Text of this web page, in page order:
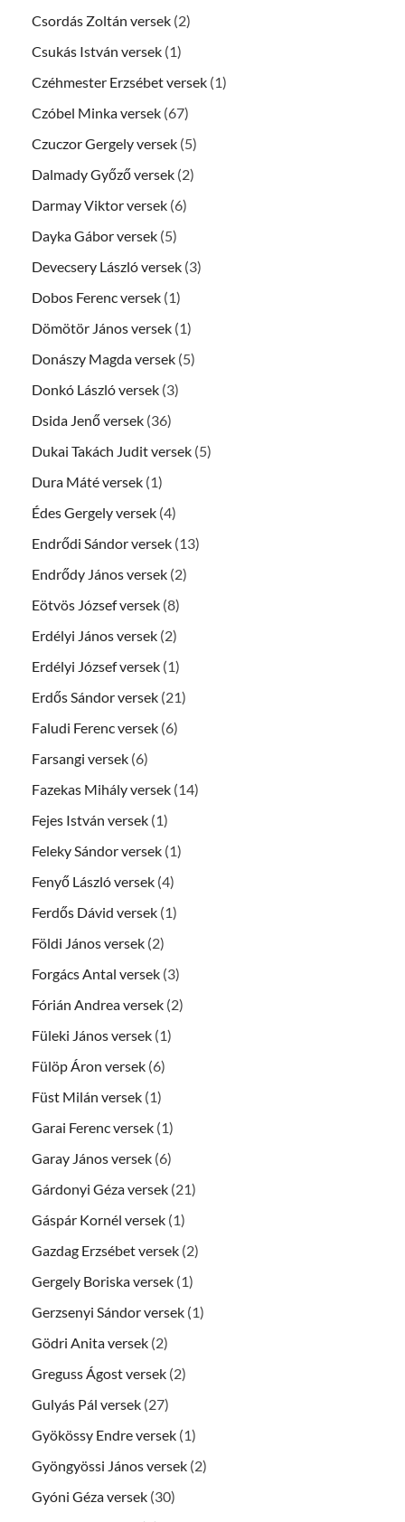
Csordás Zoltán versek (2)
Csukás István versek (1)
Czéhmester Erzsébet versek (1)
Czóbel Minka versek (67)
Czuczor Gergely versek (5)
Dalmady Győző versek (2)
Darmay Viktor versek (6)
Dayka Gábor versek (5)
Devecsery László versek (3)
Dobos Ferenc versek (1)
Dömötör János versek (1)
Donászy Magda versek (5)
Donkó László versek (3)
Dsida Jenő versek (36)
Dukai Takách Judit versek (5)
Dura Máté versek (1)
Édes Gergely versek (4)
Endrődi Sándor versek (13)
Endrődy János versek (2)
Eötvös József versek (8)
Erdélyi János versek (2)
Erdélyi József versek (1)
Erdős Sándor versek (21)
Faludi Ferenc versek (6)
Farsangi versek (6)
Fazekas Mihály versek (14)
Fejes István versek (1)
Feleky Sándor versek (1)
Fenyő László versek (4)
Ferdős Dávid versek (1)
Földi János versek (2)
Forgács Antal versek (3)
Fórián Andrea versek (2)
Füleki János versek (1)
Fülöp Áron versek (6)
Füst Milán versek (1)
Garai Ferenc versek (1)
Garay János versek (6)
Gárdonyi Géza versek (21)
Gáspár Kornél versek (1)
Gazdag Erzsébet versek (2)
Gergely Boriska versek (1)
Gerzsenyi Sándor versek (1)
Gödri Anita versek (2)
Greguss Ágost versek (2)
Gulyás Pál versek (27)
Gyökössy Endre versek (1)
Gyöngyössi János versek (2)
Gyóni Géza versek (30)